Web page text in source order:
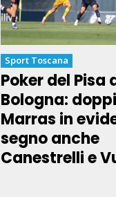
Sport Toscana
Poker del Pisa
Bologna:
Marras in
segno anche
Canestrelli e